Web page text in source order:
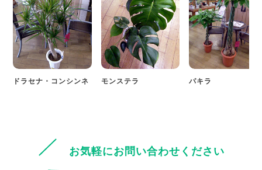
ドラセナ・コンシンネ モンステラ パキラ
お気軽にお問い合わせください